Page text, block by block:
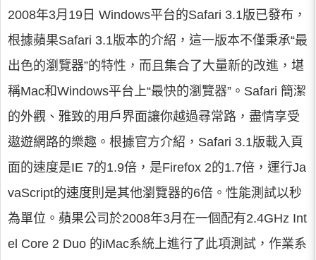
2008年3月19日 Windows平台的Safari 3.1版已發布，
根據蘋果Safari 3.1版本的介紹，這一版本不僅秉承“最
出色的瀏覽器”的特性，而且集合了大量新的改進，堪
稱Mac和Windows平台上“最快的瀏覽器”。Safari 簡潔
的外觀、雅致的用戶界面讓你越過尋常路，盡情享受
遨遊網路的樂趣。根據官方介紹，Safari 3.1版載入頁
面的速度是IE 7的1.9倍，是Firefox 2的1.7倍，運行Ja
vaScript的速度則是其他瀏覽器的6倍。性能測試以秒
為單位。蘋果公司於2008年3月在一個配有2.4GHz Int
el Core 2 Duo 的iMac系統上進行了此項測試，作業系